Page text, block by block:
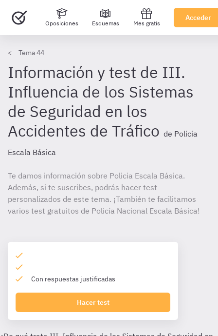
Oposiciones Esquemas Mes gratis
Acceder
Tema 44
Información y test de III.
Influencia de los Sistemas
de Seguridad en los
Accidentes de Tráfico de Policia
Escala Básica
Te damos información sobre Policia Escala Básica.
Además, si te suscribes, podrás hacer test
personalizados de este tema. ¡También te facilitamos
varios test gratuitos de Policía Nacional Escala Básica!
Con respuestas justificadas
Hacer test